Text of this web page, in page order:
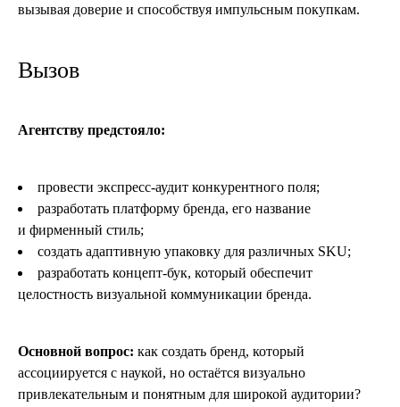
вызывая доверие и способствуя импульсным покупкам.
Вызов
Агентству предстояло:
провести экспресс-аудит конкурентного поля;
разработать платформу бренда, его название
и фирменный стиль;
создать адаптивную упаковку для различных SKU;
разработать концепт-бук, который обеспечит
целостность визуальной коммуникации бренда.
Основной вопрос: как создать бренд, который
ассоциируется с наукой, но остаётся визуально
привлекательным и понятным для широкой аудитории?